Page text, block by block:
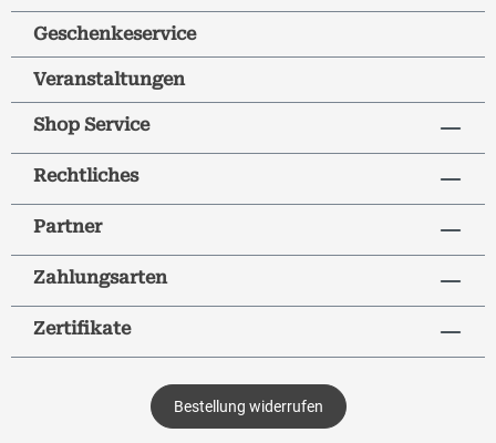
Geschenkeservice
Veranstaltungen
Shop Service
Rechtliches
Partner
Zahlungsarten
Zertifikate
Bestellung widerrufen